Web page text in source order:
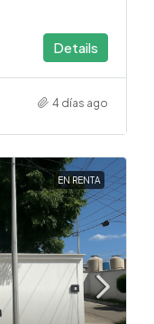
Details
4 días ago
EN RENTA